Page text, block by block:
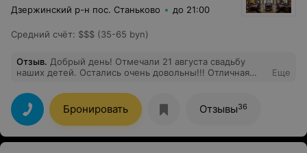
Дзержинский р-н пос. Станьково до 21:00
Средний счёт: $$$ (35-65 byn)
Отзыв. Добрый день! Отмечали 21 августа свадьбу
наших детей. Остались очень довольны!!! Отличная
восторг!!! Огромное спасибо руководителю и
коллективу ресторана за чудесный праздник!
Еще
Бронировать Отзывы36